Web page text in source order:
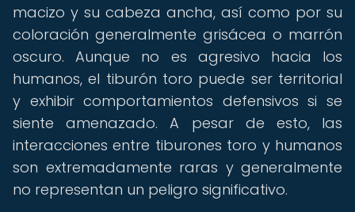
macizo y su cabeza ancha, así como por su
coloración generalmente grisácea o marrón
oscuro. Aunque no es agresivo hacia los
humanos, el tiburón toro puede ser territorial
y exhibir comportamientos defensivos si se
siente amenazado. A pesar de esto, las
interacciones entre tiburones toro y humanos
son extremadamente raras y generalmente
no representan un peligro significativo.